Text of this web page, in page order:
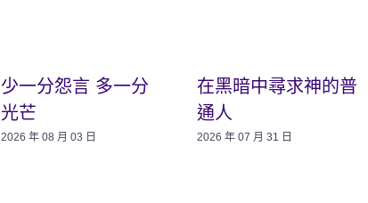
少一分怨言 多一分
光芒
2026 年 08 月 03 日
在黑暗中尋求神的普
通人
2026 年 07 月 31 日